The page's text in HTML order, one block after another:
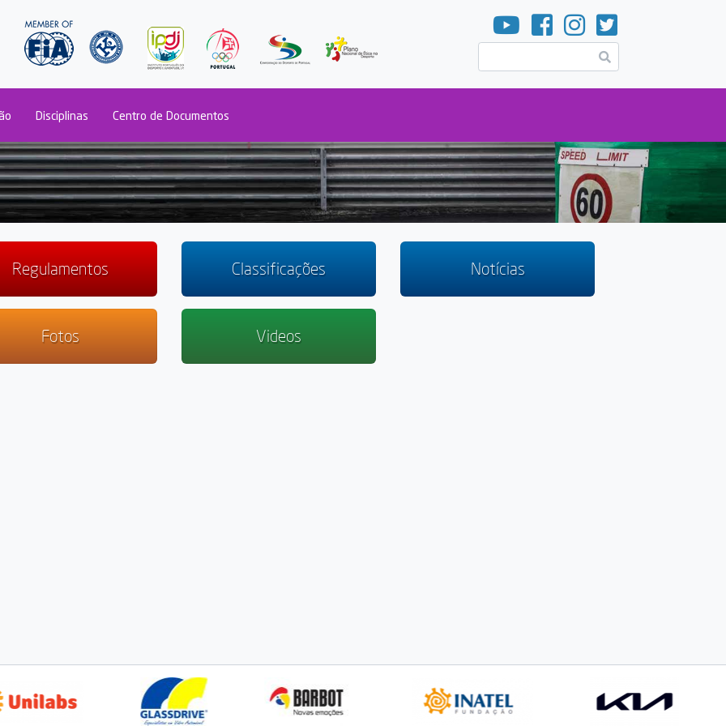
para
o
conteúdo
Disciplinas Centro de Documentos
Regulamentos Classificações Notícias
Fotos Videos